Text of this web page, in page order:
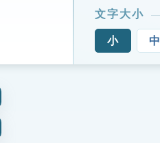
文字大小
小 中